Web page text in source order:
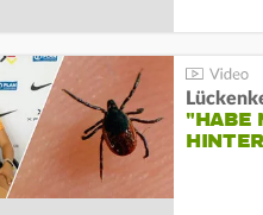
"HABE